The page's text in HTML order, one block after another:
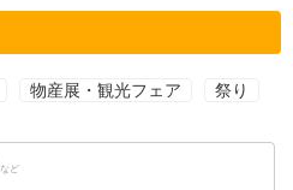
物産展・観光フェア 祭り
など